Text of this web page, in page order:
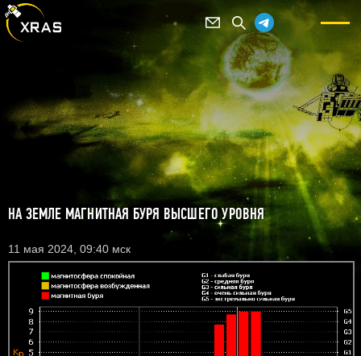
НА ЗЕМЛЕ МАГНИТНАЯ БУРЯ ВЫСШЕГО УРОВНЯ
11 мая 2024, 09:40 мск